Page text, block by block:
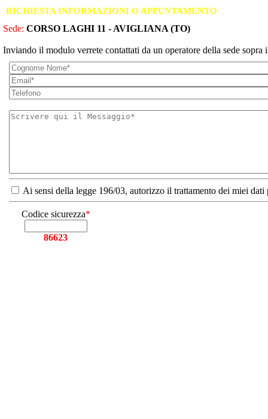
RICHIESTA INFORMAZIONI O APPUNTAMENTO
Sede: CORSO LAGHI 11 - AVIGLIANA (TO)
Inviando il modulo verrete contattati da un operatore della sede sopra
Ai sensi della legge 196/03, autorizzo il trattamento dei miei
Codice sicurezza*
86623